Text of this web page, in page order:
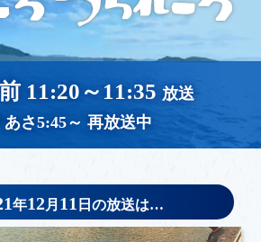
11:20～11:35 放送
あさ5:45～ 再放送中
年12月 11 日の放送は…